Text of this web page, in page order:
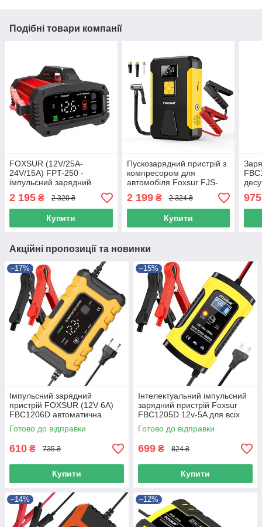
Подібні товари компанії
FOXSUR (12V/25A-
24V/15A) FPT-250 -
імпульсний зарядний
пристрій, десульфатор,
бустер
2 195 ₴ 2 320 ₴
Купити
Пускозарядний пристрій з
компресором для
автомобіля Foxsur FJS-
950 800А 12В 2в1 +
компрессор
2 199₴ 2 324 ₴
Купити
975
Акційні пропозиції та новинки
–17%
Імпульсний зарядний
пристрій FOXSUR (12V 6A)
FBC1206D автоматична
зарядка для акумулятора
Готово до відправки
610 ₴ 735 ₴
Купити
–15%
Інтелектуальний імпульсний
зарядний пристрій Foxsur
FBC1205D 12v-5A для всіх
типів авто — і
мотоакумуляторів
Готово до відправки
699 ₴ 824 ₴
Купити
–14% –12%